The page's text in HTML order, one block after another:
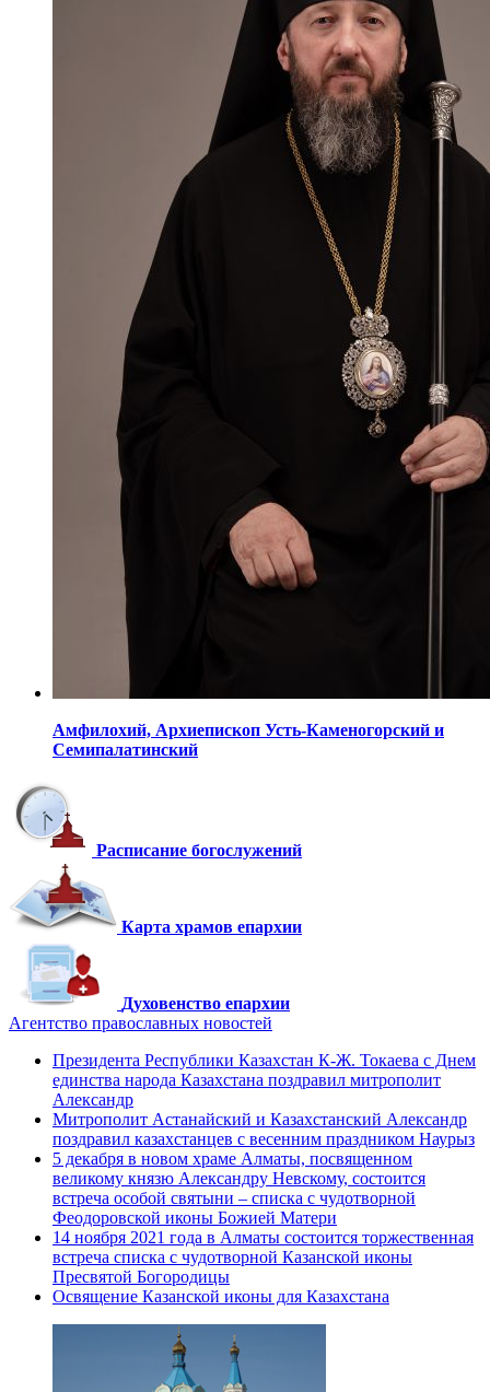
Амфилохий, Архиепископ Усть-Каменогорский и
Семипалатинский
Расписание богослужений
Карта храмов епархии
Духовенство епархии
Агентство православных новостей
Президента Республики Казахстан К-Ж. Токаева с Днем
единства народа Казахстана поздравил митрополит
Александр
Митрополит Астанайский и Казахстанский Александр
поздравил казахстанцев с весенним праздником Наурыз
5 декабря в новом храме Алматы, посвященном
великому князю Александру Невскому, состоится
встреча особой святыни – списка с чудотворной
Феодоровской иконы Божией Матери
14 ноября 2021 года в Алматы состоится торжественная
встреча списка с чудотворной Казанской иконы
Пресвятой Богородицы
Освящение Казанской иконы для Казахстана